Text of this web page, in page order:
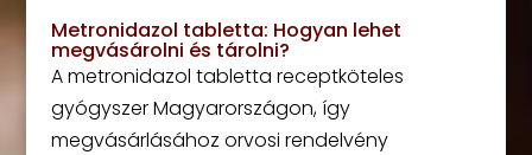
Metronidazol tabletta: Hogyan lehet
megvásárolni és tárolni?
A metronidazol tabletta receptköteles
gyógyszer Magyarországon, így
megvásárlásához orvosi rendelvény